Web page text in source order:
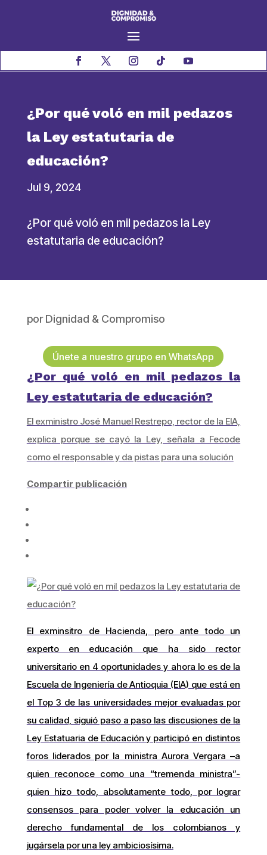
¿Por qué voló en mil pedazos
la Ley estatutaria de
educación?
Jul 9, 2024
¿Por qué voló en mil pedazos la Ley
estatutaria de educación?
porDignidad & Compromiso
Únete a nuestro grupo en WhatsApp
¿Por qué voló en mil pedazos la
Ley estatutaria de educación?
El exministro José Manuel Restrepo, rector de la EIA,
explica porque se cayó la Ley, señala a Fecode
como el responsable y da pistas para una solución
Compartir publicación
El exminsitro de Hacienda, pero ante todo un
experto en educación que ha sido rector
universitario en 4 oportunidades y ahora lo es de la
Escuela de Ingeniería de Antioquia (EIA) que está en
el Top 3 de las universidades mejor evaluadas por
su calidad, siguió paso a paso las discusiones de la
Ley Estatuaria de Educación y participó en distintos
foros liderados por la ministra Aurora Vergara –a
quien reconoce como una “tremenda ministra”-
quien hizo todo, absolutamente todo, por lograr
consensos para poder volver la educación un
derecho fundamental de los colombianos y
jugársela por una ley ambiciosísima.